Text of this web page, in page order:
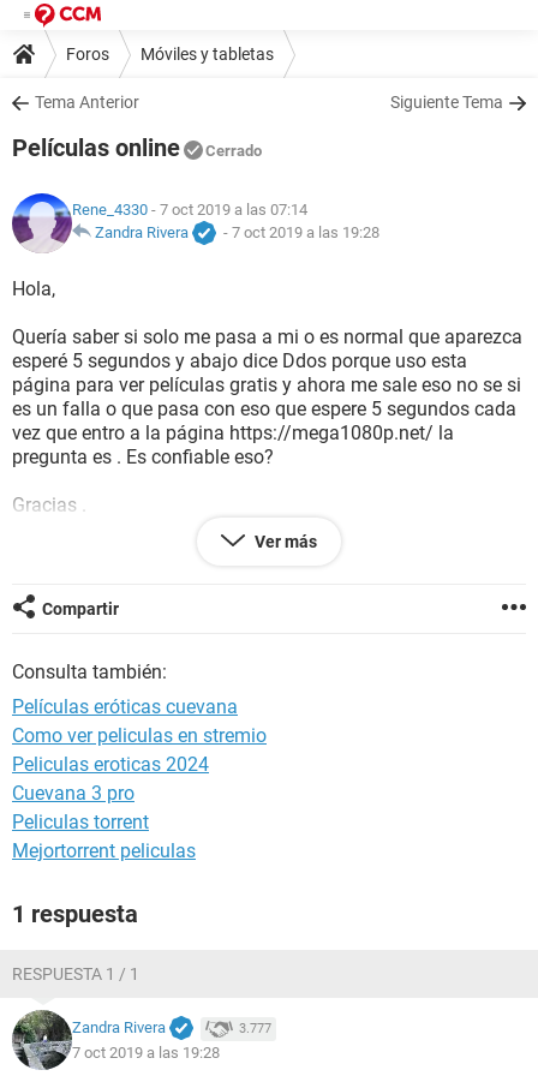
Foros Móviles y tabletas
Tema Anterior Siguiente Tema
Películas online Cerrado
Rene_4330 - 7 oct 2019 a las 07:14
Zandra Rivera
- 7 oct 2019 a las 19:28
Hola,
Quería saber si solo me pasa a mi o es normal que aparezca
esperé 5 segundos y abajo dice Ddos porque uso esta
página para ver películas gratis y ahora me sale eso no se si
es un falla o que pasa con eso que espere 5 segundos cada
vez que entro a la página https://mega1080p.net/ la
pregunta es . Es confiable eso?
Gracias .
Ver más
Compartir
Consulta también:
Películas eróticas cuevana
Como ver peliculas en stremio
Peliculas eroticas 2024
Cuevana 3 pro
Peliculas torrent
Mejortorrent peliculas
1 respuesta
RESPUESTA 1 / 1
Zandra Rivera 3.777
7 oct 2019 a las 19:28